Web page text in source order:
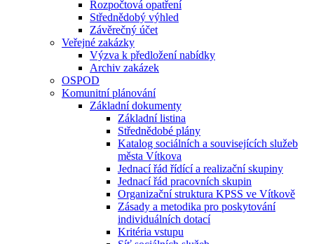
Rozpočtová opatření
Střednědobý výhled
Závěrečný účet
Veřejné zakázky
Výzva k předložení nabídky
Archiv zakázek
OSPOD
Komunitní plánování
Základní dokumenty
Základní listina
Střednědobé plány
Katalog sociálních a souvisejících služeb
města Vítkova
Jednací řád řídící a realizační skupiny
Jednací řád pracovních skupin
Organizační struktura KPSS ve Vítkově
Zásady a metodika pro poskytování
individuálních dotací
Kritéria vstupu